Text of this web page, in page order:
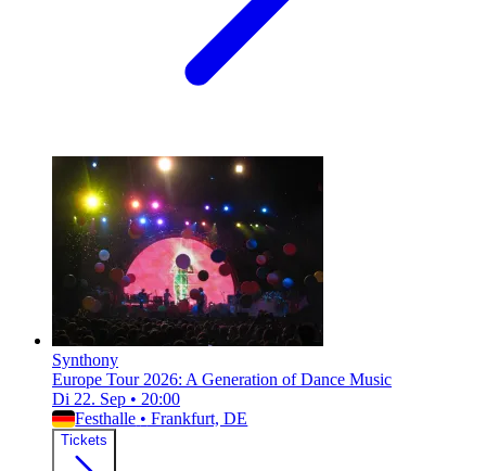
Synthony
Europe Tour 2026: A Generation of Dance Music
Di 22. Sep • 20:00
Festhalle • Frankfurt, DE
Tickets